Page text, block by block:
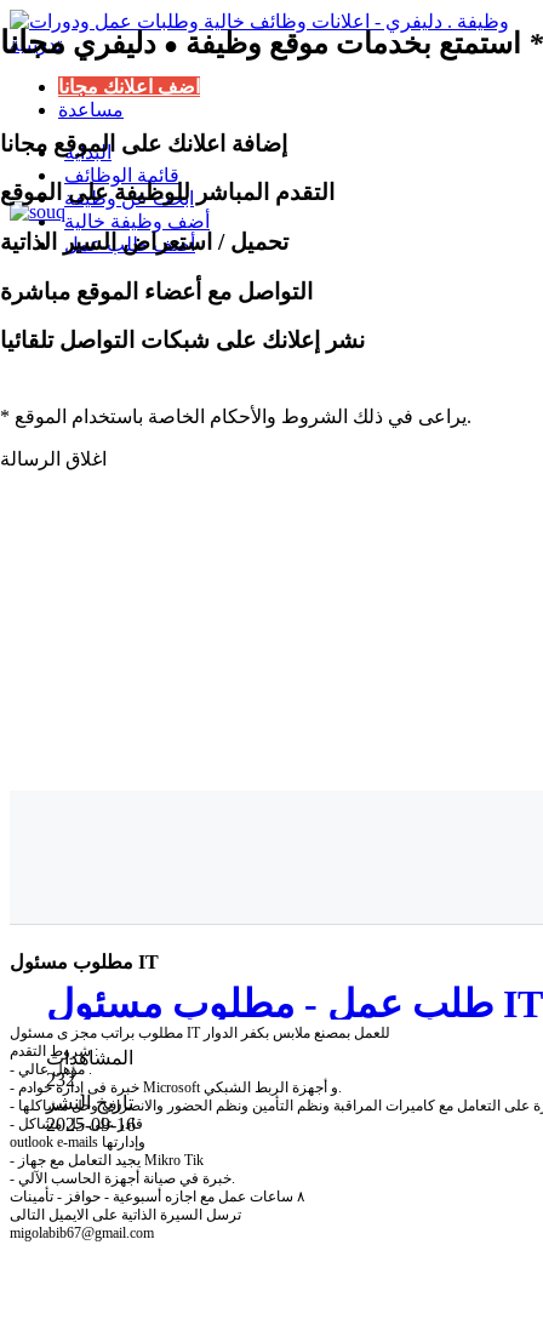
اضف اعلانك مجانا
مساعدة
البداية
قائمة الوظائف
ابحث عن وظيفة
أضف وظيفة خالية
أضف طلب عمل
طلب عمل - مطلوب مسئول IT
المشاهدات
232
تاريخ النشر
2025-09-16
مطلوب مسئول IT
مطلوب براتب مجز ى مسئول IT للعمل بمصنع ملابس بكفر الدوار
شروط التقدم :
- مؤهل عالي .
- قادر على حل مشاكل
outlook e-mails وإدارتها
- يجيد التعامل مع جهاز Mikro Tik
٨ ساعات عمل مع اجازه أسبوعية - حوافز - تأمينات
ترسل السيرة الذاتية على الايميل التالى
migolabib67@gmail.com
استمتع بخدمات موقع وظيفة ● دليفريمجانا *
إضافة اعلانك على الموقع مجانا
التقدم المباشر للوظيفة على الموقع
تحميل / استعراض السير الذاتية
التواصل مع أعضاء الموقع مباشرة
نشر إعلانك على شبكات التواصل تلقائيا
* يراعى في ذلك الشروط والأحكام الخاصة باستخدام الموقع.
اغلاق الرسالة